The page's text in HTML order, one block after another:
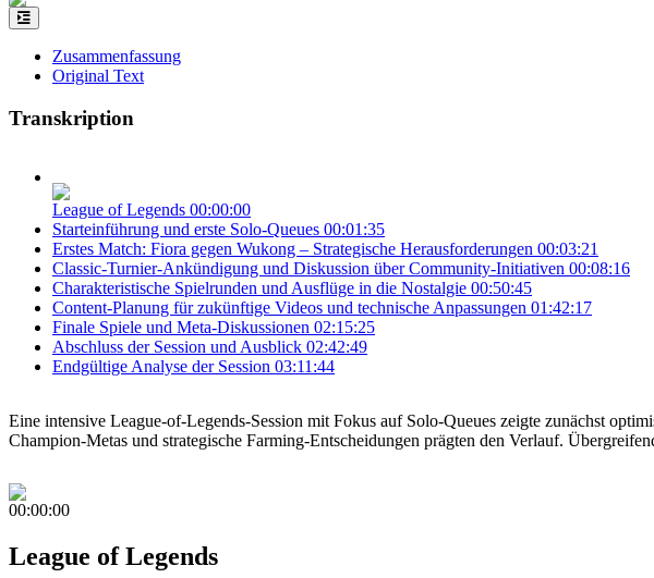
Zusammenfassung
Original Text
Transkription
League of Legends 00:00:00
Starteinführung und erste Solo-Queues 00:01:35
Erstes Match: Fiora gegen Wukong – Strategische Herausforderungen 00:03:21
Classic-Turnier-Ankündigung und Diskussion über Community-Initiativen 00:08:16
Charakteristische Spielrunden und Ausflüge in die Nostalgie 00:50:45
Content-Planung für zukünftige Videos und technische Anpassungen 01:42:17
Finale Spiele und Meta-Diskussionen 02:15:25
Abschluss der Session und Ausblick 02:42:49
Endgültige Analyse der Session 03:11:44
Eine intensive League-of-Legends-Session mit Fokus auf Solo-Queues zeigte zunächst
Champion-Metas und strategische Farming-Entscheidungen prägten den Verlauf.
00:00:00
League of Legends